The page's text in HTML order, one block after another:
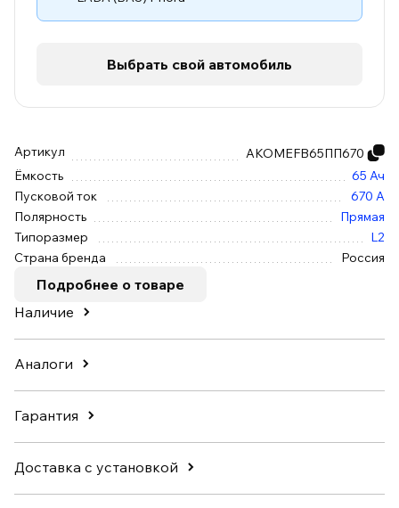
Артикул
АКОМEFB65ПП670
Ёмкость
65 Ач
Пусковой ток
670 А
Полярность
Прямая
Типоразмер
L2
Страна бренда
Россия
Подробнее о товаре
Наличие
Аналоги
Гарантия
Доставка с установкой
Выбрать свой автомобиль